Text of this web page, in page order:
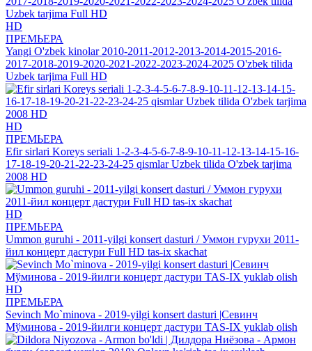
HD
ПРЕМЬЕРА
Yangi O'zbek kinolar 2010-2011-2012-2013-2014-2015-2016-
2017-2018-2019-2020-2021-2022-2023-2024-2025 O'zbek tilida
Uzbek tarjima Full HD
HD
ПРЕМЬЕРА
Efir sirlari Koreys seriali 1-2-3-4-5-6-7-8-9-10-11-12-13-14-15-16-
17-18-19-20-21-22-23-24-25 qismlar Uzbek tilida O'zbek tarjima
2008 HD
HD
ПРЕМЬЕРА
Ummon guruhi - 2011-yilgi konsert dasturi / Уммон гурухи 2011-
йил концерт дастури Full HD tas-ix skachat
HD
ПРЕМЬЕРА
Sevinch Mo`minova - 2019-yilgi konsert dasturi |Севинч
Мўминова - 2019-йилги концерт дастури TAS-IX yuklab olish